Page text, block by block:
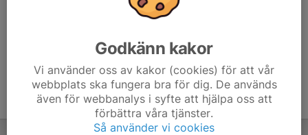
Godkänn kakor
Vi använder oss av kakor (cookies) för att vår
webbplats ska fungera bra för dig. De används
även för webbanalys i syfte att hjälpa oss att
förbättra våra tjänster.
Så använder vi cookies